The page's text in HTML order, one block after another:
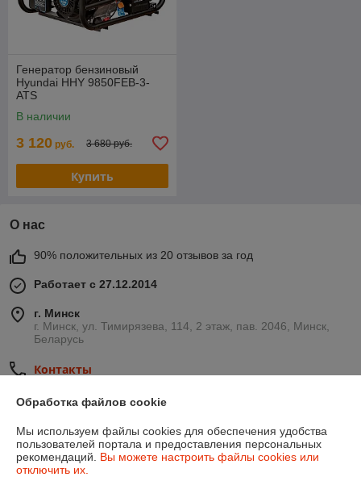
Генератор бензиновый
Hyundai HHY 9850FEB-3-
ATS
В наличии
3 120 руб. 3 680 руб.
Купить
О нас
90% положительных из 20 отзывов за год
Работает с 27.12.2014
г. Минск
г. Минск, ул. Тимирязева, 114, 2 этаж, пав. 2046, Минск,
Беларусь
Контакты
Сегодня работает с 10:00 до 15:00
Отзывы о магазине
Обработка файлов cookie
Мы используем файлы cookies для обеспечения удобства
пользователей портала и предоставления персональных
рекомендаций. Вы можете настроить файлы cookies или
отключить их.